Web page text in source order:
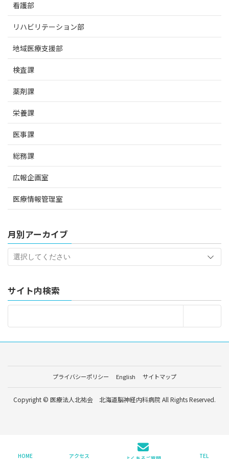
看護部
リハビリテーション部
地域医療支援部
検査課
薬剤課
栄養課
医事課
総務課
広報企画室
医療情報管理室
月別アーカイブ
サイト内検索
プライバシーポリシー English サイトマップ
Copyright © 医療法人北祐会 北海道脳神経内科病院 All Rights Reserved.
HOME アクセス TEL